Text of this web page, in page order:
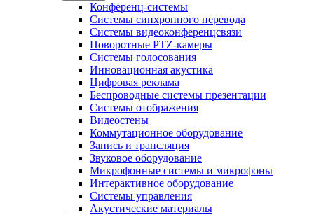
Конференц-системы
Системы синхронного перевода
Системы видеоконференцсвязи
Поворотные PTZ-камеры
Системы голосования
Инновационная акустика
Цифровая реклама
Беспроводные системы презентации
Системы отображения
Видеостены
Коммутационное оборудование
Запись и трансляция
Звуковое оборудование
Микрофонные системы и микрофоны
Интерактивное оборудование
Системы управления
Акустические материалы